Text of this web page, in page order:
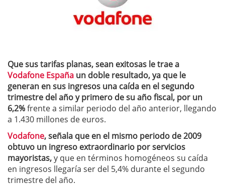
Que sus tarifas planas, sean exitosas le trae a
Vodafone España un doble resultado, ya que le
generan en sus ingresos una caída en el segundo
trimestre del año y primero de su año fiscal, por un
6,2%frente a similar periodo del año anterior, llegando
a 1.430 millones de euros.
Vodafone, señala que en el mismo periodo de 2009
obtuvo un ingreso extraordinario por servicios
mayoristas,y que en términos homogéneos su caída
en ingresos llegaría ser del 5,4% durante el segundo
trimestre del año.